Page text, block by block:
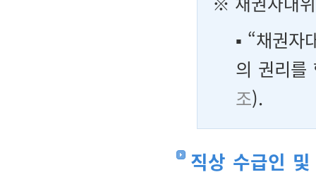
▪ “채권자
의 권리를
조).
직상 수급인